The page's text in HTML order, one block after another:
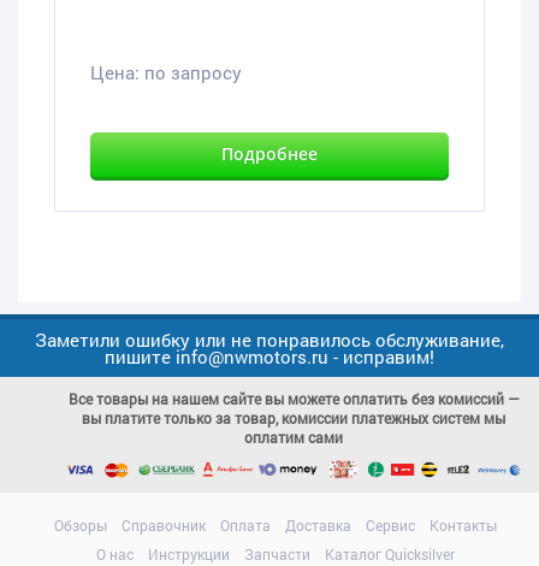
Цена: по запросу
Подробнее
Заметили ошибку или не понравилось обслуживание,
пишите info@nwmotors.ru - исправим!
Все товары на нашем сайте вы можете оплатить без комиссий —
вы платите только за товар, комиссии платежных систем мы
оплатим сами
Обзоры Справочник Оплата Доставка Сервис
Контакты
О нас
Инструкции Запчасти
Каталог Quicksilver